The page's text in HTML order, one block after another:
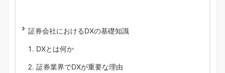
証券会社におけるDXの基礎知識
DXとは何か
証券業界でDXが重要な理由